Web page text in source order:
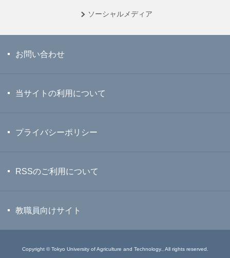
ソーシャル メディア
お問い合わせ
当サイトの利用について
プライバシーポリシー
RSSのご利用について
教職員向けサイト
Copyright © Tokyo University of Agriculture and Technology., All rights reserved.